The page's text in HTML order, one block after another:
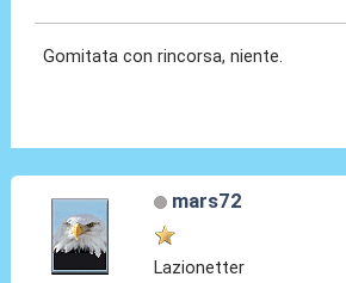
Gomitata con rincorsa, niente.
mars72
Lazionetter